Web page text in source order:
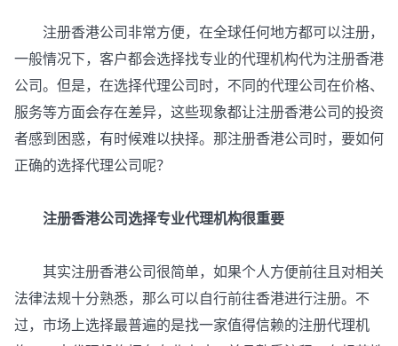
注册香港公司非常方便，在全球任何地方都可以注册，
一般情况下，客户都会选择找专业的代理机构代为注册香港
公司。但是，在选择代理公司时，不同的代理公司在价格、
服务等方面会存在差异，这些现象都让注册香港公司的投资
者感到困惑，有时候难以抉择。那注册香港公司时，要如何
正确的选择代理公司呢？
注册香港公司选择专业代理机构很重要
其实注册香港公司很简单，如果个人方便前往且对相关
法律法规十分熟悉，那么可以自行前往香港进行注册。不
过，市场上选择最普遍的是找一家值得信赖的注册代理机